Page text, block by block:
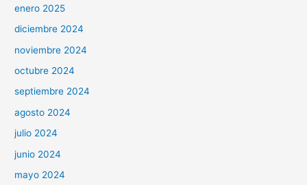
enero 2025
diciembre 2024
noviembre 2024
octubre 2024
septiembre 2024
agosto 2024
julio 2024
junio 2024
mayo 2024